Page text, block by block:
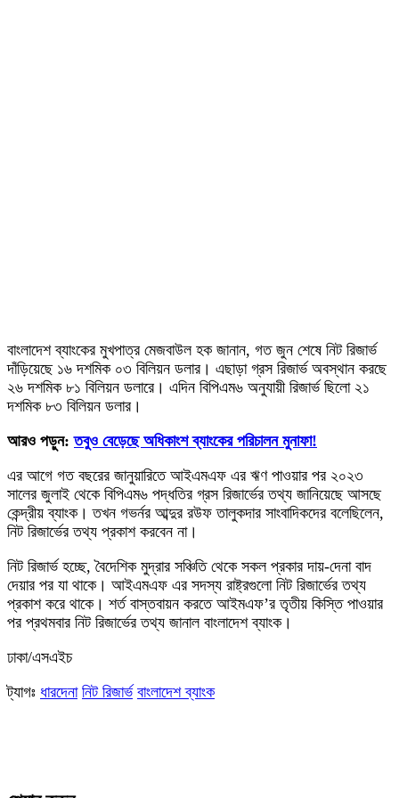
বাংলাদেশ ব্যাংকের মুখপাত্র মেজবাউল হক জানান, গত জুন শেষে নিট রিজার্ভ
দাঁড়িয়েছে ১৬ দশমিক ০৩ বিলিয়ন ডলার। এছাড়া গ্রস রিজার্ভ অবস্থান করছে
২৬ দশমিক ৮১ বিলিয়ন ডলারে। এদিন বিপিএম৬ অনুযায়ী রিজার্ভ ছিলো ২১
দশমিক ৮৩ বিলিয়ন ডলার।
আরও পড়ুন:তবুও বেড়েছে অধিকাংশ ব্যাংকের পরিচালন মুনাফা!
এর আগে গত বছরের জানুয়ারিতে আইএমএফ এর ঋণ পাওয়ার পর ২০২৩
সালের জুলাই থেকে বিপিএম৬ পদ্ধতির গ্রস রিজার্ভের তথ্য জানিয়েছে আসছে
কেন্দ্রীয় ব্যাংক। তখন গভর্নর আব্দুর রউফ তালুকদার সাংবাদিকদের বলেছিলেন,
নিট রিজার্ভের তথ্য প্রকাশ করবেন না।
নিট রিজার্ভ হচ্ছে, বৈদেশিক মুদ্রার সঞ্চিতি থেকে সকল প্রকার দায়-দেনা বাদ
দেয়ার পর যা থাকে। আইএমএফ এর সদস্য রাষ্ট্রগুলো নিট রিজার্ভের তথ্য
প্রকাশ করে থাকে। শর্ত বাস্তবায়ন করতে আইমএফ’র তৃতীয় কিস্তি পাওয়ার
পর প্রথমবার নিট রিজার্ভের তথ্য জানাল বাংলাদেশ ব্যাংক।
ঢাকা/এসএইচ
ট্যাগঃ ধারদেনা নিট রিজার্ভ বাংলাদেশ ব্যাংক